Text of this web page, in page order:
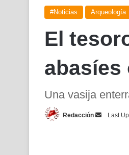
#Noticias Arqueología
El
abasíes
Una vasija
Redacción
Send
Last